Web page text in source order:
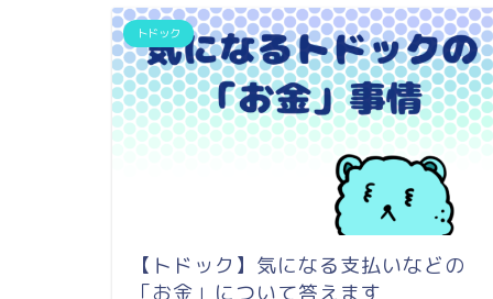
トドック
【トドック】気になる支払いなどの
「お金」について答えます